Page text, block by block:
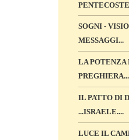
SOGNI -
MESSAGGI...
LA POTENZA
IL PATTO DI
...ISRAELE....
LUCE IL